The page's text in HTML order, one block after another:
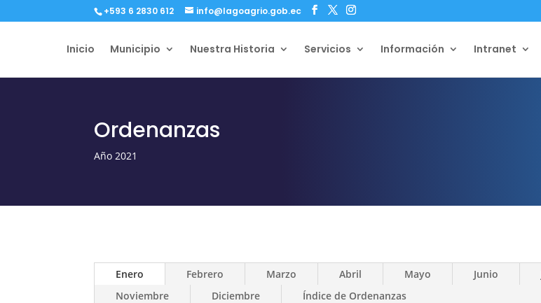
+593 6 2830 612 info@lagoagrio.gob.ec
Inicio Municipio Nuestra Historia Servicios Información Intranet
Ordenanzas
Año 2021
Enero Febrero Marzo Abril Mayo Junio
Noviembre
Diciembre Índice de Ordenanzas